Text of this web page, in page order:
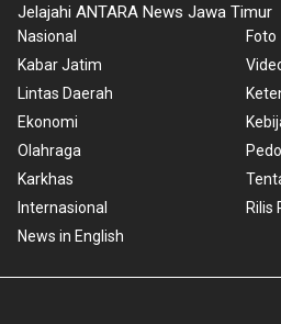
Jelajahi ANTARA News Jawa Timur
Nasional
Kabar Jatim
Lintas Daerah
Ekonomi
Olahraga
Karkhas
Internasional
News in English
Foto
Rilis